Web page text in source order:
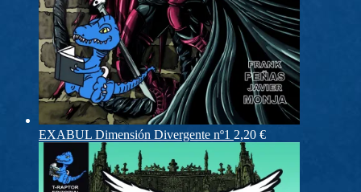
EXABUL Dimensión Divergente nº1 2,20 €